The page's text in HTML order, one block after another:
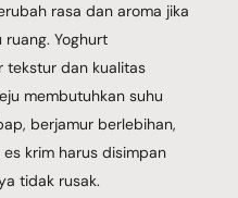
rasa dan aroma jika
Yoghurt
tekstur dan kualitas
membutuhkan suhu
berjamur berlebihan,
krim harus disimpan
tidak rusak.